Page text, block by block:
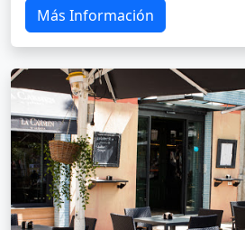
Más Información